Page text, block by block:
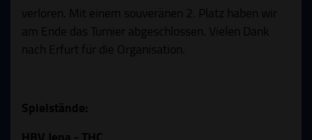
verloren. Mit einem souveränen 2. Platz haben wir
am Ende das Turnier abgeschlossen. Vielen Dank
nach Erfurt für die Organisation.
Spielstände: